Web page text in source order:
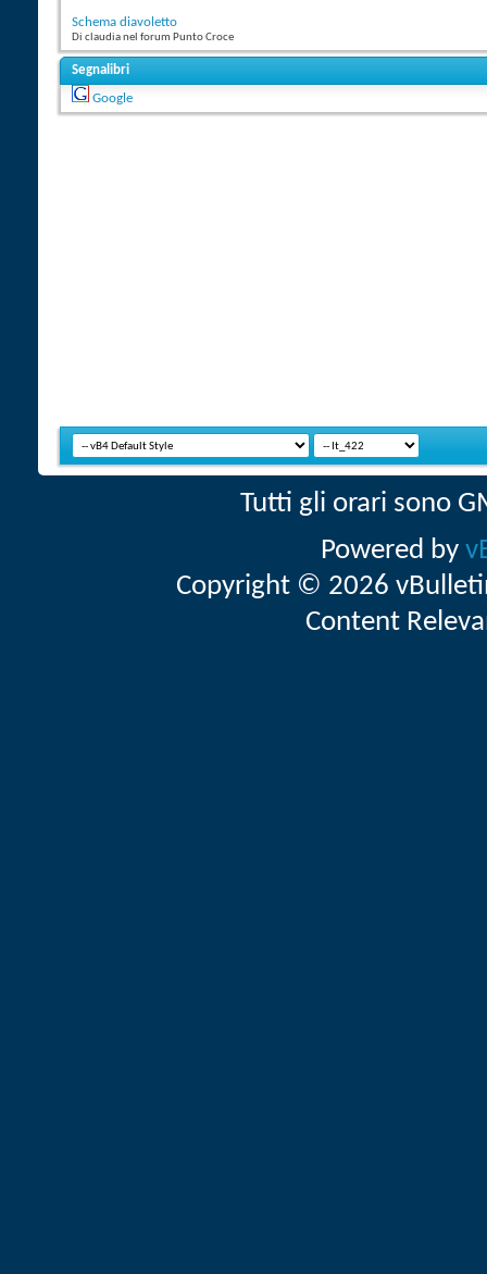
Schema diavoletto
Di claudia nel forum Punto Croce
Segnalibri
Google
Tutti gli orari sono
Powered by
Copyright © 2026
Content